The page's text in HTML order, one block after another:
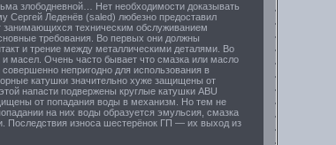
злободневной… Нет необходимости доказывать
Сергей Леденёв (saled) любезно предоставил
занимающихся техническим обслуживанием
требования. Во первых они должны
и трение между металлическими деталями. Во
масел. Очень часто бывает что смазка или масло
непригодно для использования в
катушки значительно хуже защищены от
напасти подвержены круглые катушки ABU
от попадания воды в механизм. Но тем не
на них воды образуется эмульсия, смазка
Последствия износа шестерёнок ГП — их выход из